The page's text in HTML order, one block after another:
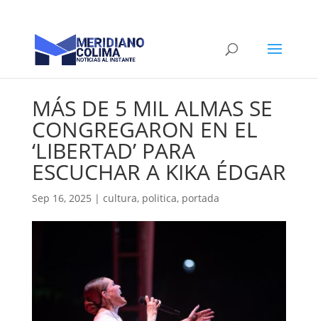
MÁS DE 5 MIL ALMAS SE
CONGREGARON EN EL
‘LIBERTAD’ PARA
ESCUCHAR A KIKA ÉDGAR
Sep 16, 2025 | cultura, politica, portada